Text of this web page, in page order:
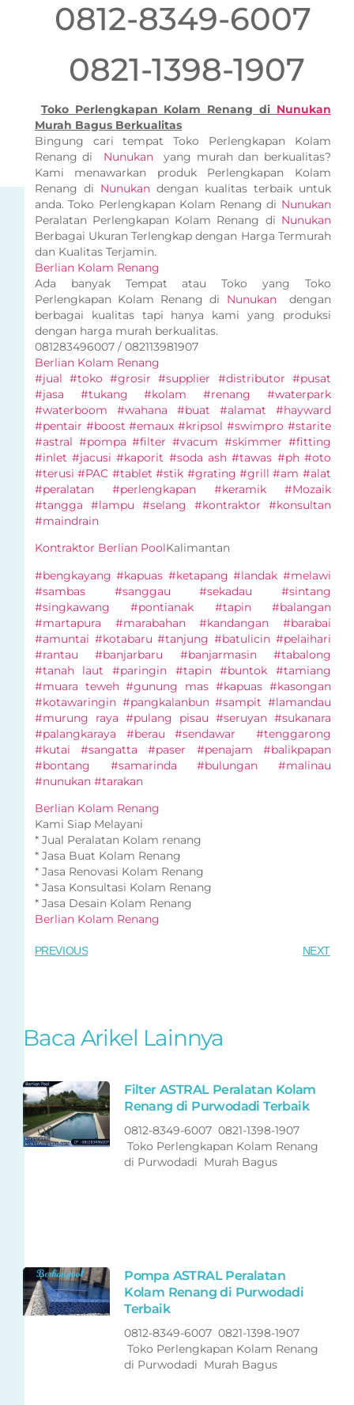
0812-8349-6007
0821-1398-1907
Toko Perlengkapan Kolam Renang di Nunukan
Murah Bagus Berkualitas
Bingung cari tempat Toko Perlengkapan Kolam
Renang di Nunukan
yang murah dan berkualitas?
Kami menawarkan produk Perlengkapan Kolam
Renang di Nunukandengan kualitas terbaik untuk
anda. Toko Perlengkapan Kolam Renang di Nunukan
Peralatan Perlengkapan Kolam Renang di Nunukan
Berbagai Ukuran Terlengkap dengan Harga Termurah
dan Kualitas Terjamin.
Berlian Kolam Renang
Ada banyak Tempat atau Toko yang Toko
Perlengkapan Kolam Renang di Nunukan
dengan
berbagai kualitas tapi hanya kami yang produksi
dengan harga murah berkualitas.
081283496007 / 082113981907
Berlian Kolam Renang
#jual #toko #grosir #supplier #distributor #pusat
#jasa #tukang #kolam #renang #waterpark
#waterboom #wahana #buat #alamat #hayward
#pentair #boost #emaux #kripsol #swimpro #starite
#astral #pompa #filter #vacum #skimmer #fitting
#inlet #jacusi #kaporit #soda ash #tawas #ph #oto
#terusi #PAC #tablet #stik #grating #grill #am #alat
#peralatan #perlengkapan #keramik #Mozaik
#tangga #lampu #selang #kontraktor #konsultan
#maindrain
Kontraktor Berlian PoolKalimantan
#bengkayang #kapuas #ketapang #landak #melawi
#sambas #sanggau #sekadau #sintang
#singkawang #pontianak #tapin #balangan
#martapura #marabahan #kandangan #barabai
#amuntai #kotabaru #tanjung #batulicin #pelaihari
#rantau #banjarbaru #banjarmasin #tabalong
#tanah laut #paringin #tapin #buntok #tamiang
#muara teweh #gunung mas #kapuas #kasongan
#kotawaringin #pangkalanbun #sampit #lamandau
#murung raya #pulang pisau #seruyan #sukanara
#palangkaraya #berau #sendawar #tenggarong
#kutai #sangatta #paser #penajam #balikpapan
#bontang #samarinda #bulungan #malinau
#nunukan #tarakan
Berlian Kolam Renang
Kami Siap Melayani
* Jual Peralatan Kolam renang
* Jasa Buat Kolam Renang
* Jasa Renovasi Kolam Renang
* Jasa Konsultasi Kolam Renang
* Jasa Desain Kolam Renang
Berlian Kolam Renang
PREVIOUS NEXT
Baca Arikel Lainnya
Filter ASTRAL Peralatan Kolam
Renang di Purwodadi Terbaik
0812-8349-6007 0821-1398-1907
Toko Perlengkapan Kolam Renang
di Purwodadi Murah Bagus
Pompa ASTRAL Peralatan
Kolam Renang di Purwodadi
Terbaik
0812-8349-6007 0821-1398-1907
Toko Perlengkapan Kolam Renang
di Purwodadi Murah Bagus